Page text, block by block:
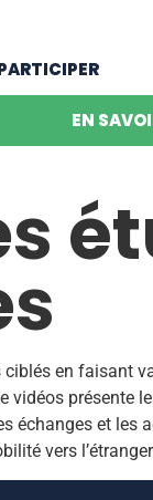
EN
en faisant
présente
et les
vers